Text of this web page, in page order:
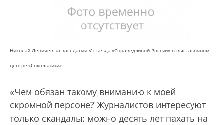
Николай Левичев на заседании V съезда «Справедливой России» в выставочном
центре «Сокольники»
«Чем обязан такому вниманию к моей
скромной персоне? Журналистов интересуют
только скандалы: можно десять лет пахать на